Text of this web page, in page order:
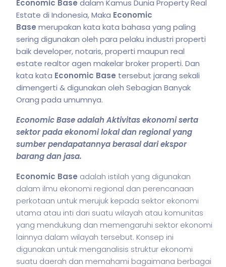
Economic Base dalam Kamus Dunia Property Real
Estate di Indonesia, Maka Economic
Base merupakan kata kata bahasa yang paling
sering digunakan oleh para pelaku industri properti
baik developer, notaris, properti maupun real
estate realtor agen makelar broker properti. Dan
kata kata Economic Base tersebut jarang sekali
dimengerti & digunakan oleh Sebagian Banyak
Orang pada umumnya.
Economic Base adalah Aktivitas ekonomi serta
sektor pada ekonomi lokal dan regional yang
sumber pendapatannya berasal dari ekspor
barang dan jasa.
Economic Base adalah istilah yang digunakan
dalam ilmu ekonomi regional dan perencanaan
perkotaan untuk merujuk kepada sektor ekonomi
utama atau inti dari suatu wilayah atau komunitas
yang mendukung dan memengaruhi sektor ekonomi
lainnya dalam wilayah tersebut. Konsep ini
digunakan untuk menganalisis struktur ekonomi
suatu daerah dan memahami bagaimana berbagai